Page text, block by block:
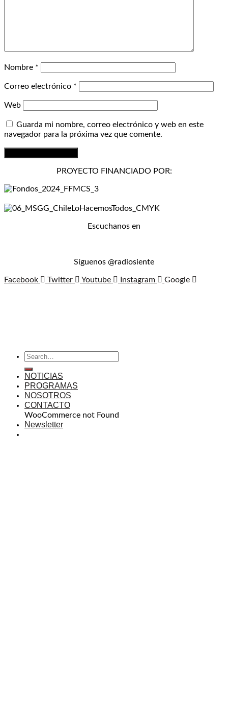
Nombre *
Correo electrónico *
Web
Guarda mi nombre, correo electrónico y web en este
navegador para la próxima vez que comente.
PROYECTO FINANCIADO POR:
Escuchanos en
Síguenos @radiosiente
Facebook Twitter Youtube Instagram Google
NOTICIAS
PROGRAMAS
NOSOTROS
CONTACTO
WooCommerce not Found
Newsletter